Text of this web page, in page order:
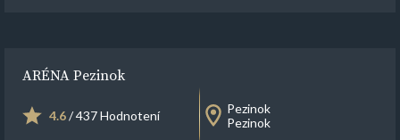
ARÉNA Pezinok
4.6/ 437 Hodnotení
Pezinok
Pezinok